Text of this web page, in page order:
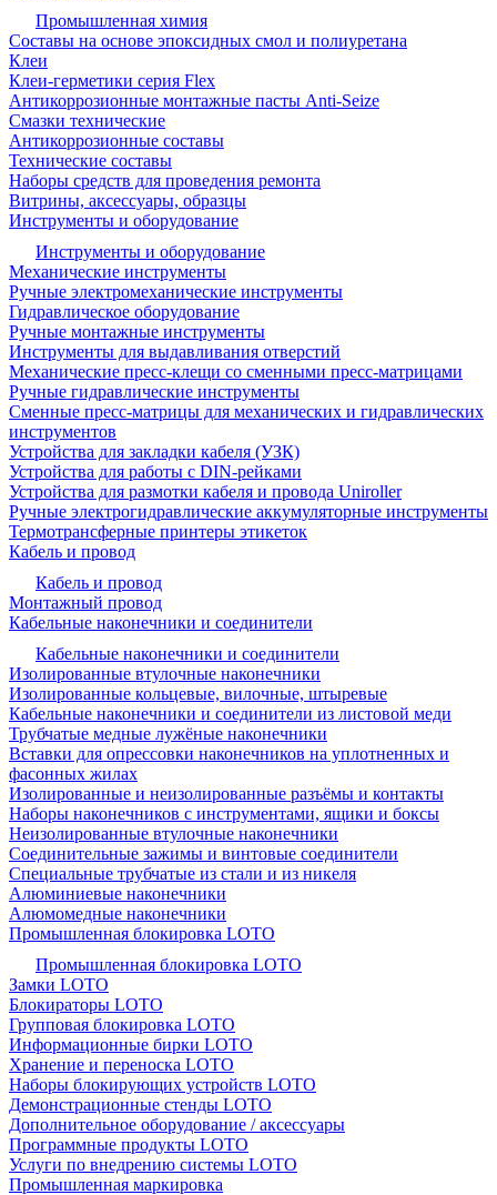
Промышленная химия
Составы на основе эпоксидных смол и полиуретана
Клеи
Клеи-герметики серия Flex
Антикоррозионные монтажные пасты Anti-Seize
Смазки технические
Антикоррозионные составы
Технические составы
Наборы средств для проведения ремонта
Витрины, аксессуары, образцы
Инструменты и оборудование
Инструменты и оборудование
Механические инструменты
Ручные электромеханические инструменты
Гидравлическое оборудование
Ручные монтажные инструменты
Инструменты для выдавливания отверстий
Механические пресс-клещи со сменными пресс-матрицами
Ручные гидравлические инструменты
Сменные пресс-матрицы для механических и гидравлических
инструментов
Устройства для закладки кабеля (УЗК)
Устройства для работы с DIN-рейками
Устройства для размотки кабеля и провода Uniroller
Ручные электрогидравлические аккумуляторные инструменты
Термотрансферные принтеры этикеток
Кабель и провод
Кабель и провод
Монтажный провод
Кабельные наконечники и соединители
Кабельные наконечники и соединители
Изолированные втулочные наконечники
Изолированные кольцевые, вилочные, штыревые
Кабельные наконечники и соединители из листовой меди
Трубчатые медные лужёные наконечники
Вставки для опрессовки наконечников на уплотненных и
фасонных жилах
Изолированные и неизолированные разъёмы и контакты
Наборы наконечников с инструментами, ящики и боксы
Неизолированные втулочные наконечники
Соединительные зажимы и винтовые соединители
Специальные трубчатые из стали и из никеля
Алюминиевые наконечники
Алюмомедные наконечники
Промышленная блокировка LOTO
Промышленная блокировка LOTO
Замки LOTO
Блокираторы LOTO
Групповая блокировка LOTO
Информационные бирки LOTO
Хранение и переноска LOTO
Наборы блокирующих устройств LOTO
Демонстрационные стенды LOTO
Дополнительное оборудование / аксессуары
Программные продукты LOTO
Услуги по внедрению системы LOTO
Промышленная маркировка